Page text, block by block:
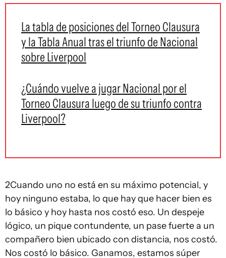
La tabla de posiciones del Torneo Clausura
y la Tabla Anual tras el triunfo de Nacional
sobre Liverpool
¿Cuándo vuelve a jugar Nacional por el
Torneo Clausura luego de su triunfo contra
Liverpool?
2Cuando uno no está en su máximo potencial, y
hoy ninguno estaba, lo que hay que hacer bien es
lo básico y hoy hasta nos costó eso. Un despeje
lógico, un pique contundente, un pase fuerte a un
compañero bien ubicado con distancia, nos costó.
Nos costó lo básico. Ganamos, estamos súper